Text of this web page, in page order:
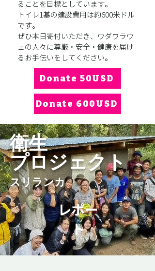
ることを目標としています。
トイレ1基の建設費用は約600米ドル
です。
ぜひ本日寄付いただき、ウダワラウ
ェの人々に尊厳・安全・健康を届け
るお手伝いをしてください。
Donate 50USD
Donate 600USD
衛生
​プロジェクト
スリランカ
レポー
ト